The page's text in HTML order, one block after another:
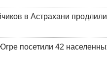
в Астрахани
посетили 42